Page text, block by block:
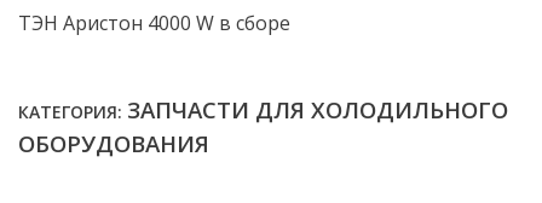
ТЭН Аристон 4000 W в сборе
КАТЕГОРИЯ: ЗАПЧАСТИ ДЛЯ ХОЛОДИЛЬНОГО
ОБОРУДОВАНИЯ